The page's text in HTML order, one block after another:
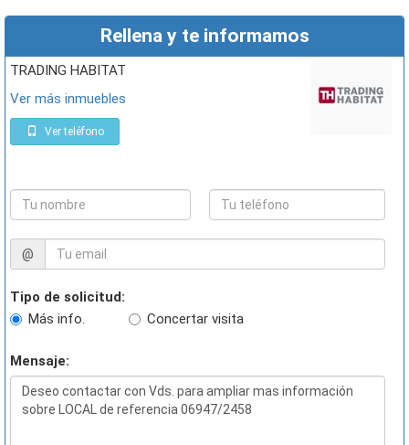
Rellena y te informamos
TRADING HABITAT
Ver más inmuebles
Ver teléfono
@
Tipo de solicitud:
Más info.
Concertar visita
Mensaje: